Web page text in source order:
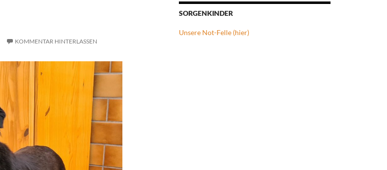
KOMMENTAR HINTERLASSEN
SORGENKINDER
Unsere Not-Felle (hier)